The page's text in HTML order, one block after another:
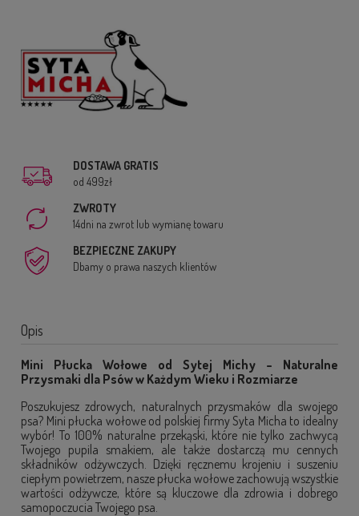
DOSTAWA GRATIS
od 499zł
ZWROTY
14dni na zwrot lub wymianę towaru
BEZPIECZNE ZAKUPY
Dbamy o prawa naszych klientów
Opis
Mini Płucka Wołowe od Sytej Michy – Naturalne
Przysmaki dla Psów w Każdym Wieku i Rozmiarze
Poszukujesz zdrowych, naturalnych przysmaków dla swojego
psa? Mini płucka wołowe od polskiej firmy Syta Micha to idealny
wybór! To 100% naturalne przekąski, które nie tylko zachwycą
Twojego pupila smakiem, ale także dostarczą mu cennych
składników odżywczych. Dzięki ręcznemu krojeniu i suszeniu
ciepłym powietrzem, nasze płucka wołowe zachowują wszystkie
wartości odżywcze, które są kluczowe dla zdrowia i dobrego
samopoczucia Twojego psa.